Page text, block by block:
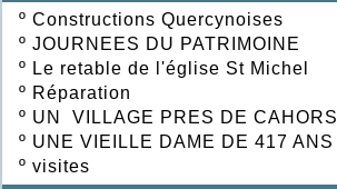
º Constructions Quercynoises
º JOURNEES DU PATRIMOINE
º Le retable de l'église St Michel
º Réparation
º UN VILLAGE PRES DE CAHORS
º UNE VIEILLE DAME DE 417 ANS
º visites